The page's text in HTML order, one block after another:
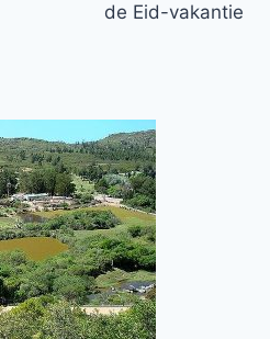
de Eid-vakantie